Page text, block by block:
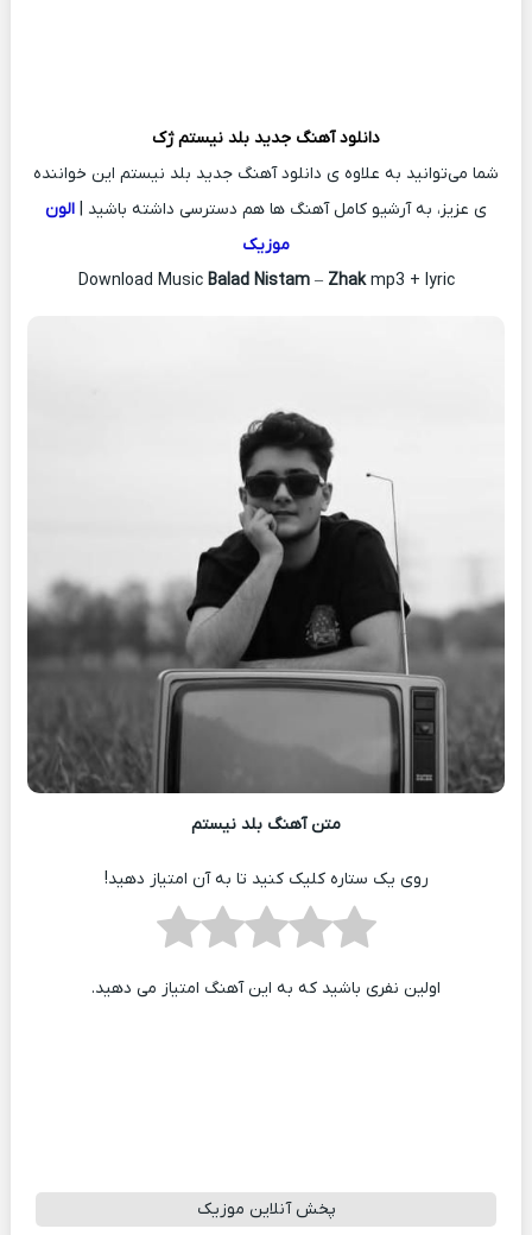
دانلود آهنگ جدید بلد نیستمژک
شما می‌توانید به علاوه ی دانلود آهنگ جدید بلد نیستم این خواننده
ی عزیز، به آرشیو کامل آهنگ ها هم دسترسی داشته باشید | الون
موزیک
Download Music Balad Nistam– Zhakmp3 + lyric
متن آهنگ بلد نیستم
روی یک ستاره کلیک کنید تا به آن امتیاز دهید!
اولین نفری باشید که به این آهنگ امتیاز می دهید.
پخش آنلاین موزیک